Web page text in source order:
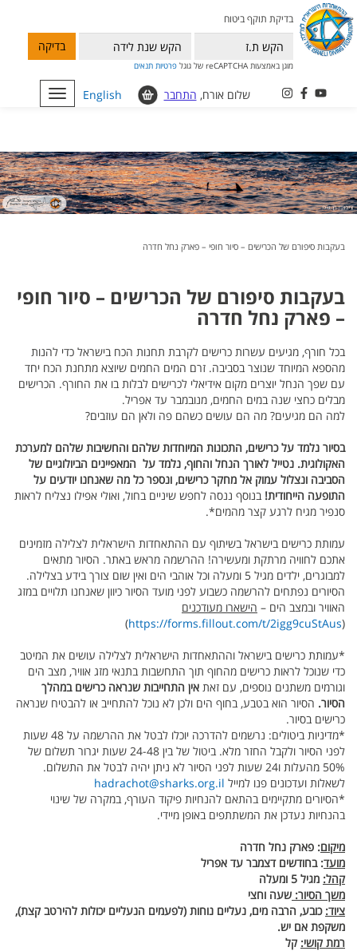
בדיקת תוקף ביטוח
בדיקה
מוגן באמצעות reCAPTCHA של גוגל פרטיות תנאים
Toggle
navigation
English שלום אורח, התחבר
בעקבות סיפורם של הכרישים – סיור חופי – פארק נחל חדרה
בעקבות סיפורם של הכרישים – סיור חופי
– פארק נחל חדרה
בכל חורף, מגיעים עשרות כרישים לקרבת תחנות הכח בישראל כדי להנות
מהספא המיוחד שנוצר בסביבה. זרם המים החמים שיוצא מתחנת הכח יחד
עם שפך הנחל יוצרים מקום אידיאלי לכרישים לבלות בו את החורף. הכרישים
מבלים כחצי שנה במים החמים, מנובמבר עד אפריל.
למה הם מגיעים? מה הם עושים כשהם פה ולאן הם עוזבים?
בסיור נלמד על כרישים, התכונות המיוחדות שלהם והחשיבות שלהם למערכת
האקולוגית. נטייל לאורך הנחל והחוף, נלמד על המאפיינים הביולוגיים של
הסביבה ונצלול עמוק אל מחקר כרישים, ונספר כל מה שאנחנו יודעים על
התופעה הייחודית! בנוסף ננסה לחפש שיניים בחול, ואולי אפילו נצליח לראות
סנפיר מגיח לרגע קצר מהמים*.
עמותת כרישים בישראל בשיתוף עם ההתאחדות הישראלית לצלילה מזמינים
אתכם לחוויה מרתקת ומעשירה! ההרשמה מראש באתר. הסיור מתאים
למבוגרים, ילדים מגיל 5 ומעלה וכל אוהבי הים ואין שום צורך בידע בצלילה.
הסיורים נפתחים להרשמה כשבוע לפני מועד הסיור כיוון שאנחנו תלויים במזג
האוויר ובמצב הים – הישארו מעודכנים
(
https://forms.fillout.com/t/2igg9cuStAus
)
*עמותת כרישים בישראל וההתאחדות הישראלית לצלילה עושים את המיטב
כדי שנוכל לראות כרישים מהחוף תוך התחשבות בתנאי מזג אוויר, מצב הים
וגורמים משתנים נוספים, עם זאת אין התחייבות שנראה כרישים במהלך
הסיור. הסיור הוא בטבע, בחוף הים ולכן לא נוכל להתחייב או להבטיח שנראה
כרישים בסיור.
*מדיניות ביטולים: נרשמים להדרכה יוכלו לבטל את ההרשמה על 48 שעות
לפני הסיור ולקבל החזר מלא. ביטול של בין 24-48 שעות יגרור תשלום של
50% מהעלות ו24 שעות לפני הסיור לא ניתן יהיה לבטל את התשלום.
לשאלות ועדכונים פנו למייל hadrachot@sharks.org.il
*הסיורים מתקיימים בהתאם להנחיות פיקוד העורף, במקרה של שינוי
בהנחיות נעדכן את המשתתפים באופן מיידי.
מיקום: פארק נחל חדרה
מועד: בחודשים דצמבר עד אפריל
קהל: מגיל 5 ומעלה
משך הסיור: שעה וחצי
ציוד: כובע, הרבה מים, נעליים נוחות (לפעמים הנעליים יכולות להירטב קצת),
משקפת אם יש.
רמת קושי: קל